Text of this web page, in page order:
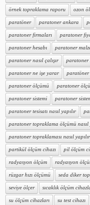
örnek topraklama raporu ozon
paratöner paratoner ankara
paratoner firmaları paratoner
paratoner hesabı paratoner
paratoner nasıl çalışır paratoner
paratoner ne işe yarar paratöner
paratoner ölçümü paratoner
paratoner sistemi paratoner
paratoner tesisatı nasıl yapılır
paratoner topraklama ölçümü nasıl
paratoner topraklaması nasıl yapılır
partikül ölçüm cihazı pil ölçüm
radyasyon ölçüm radyasyon
rüzgar hızı ölçümü seda diker
seviye ölçer sıcaklık ölçüm
su ölçüm cihazları su test cihazı